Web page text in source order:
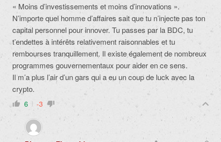
« Moins d’investissements et moins d’innovations ».
N’importe quel homme d’affaires sait que tu n’injecte pas ton
capital personnel pour innover. Tu passes par la BDC, tu
t’endettes à intérêts relativement raisonnables et tu
rembourses tranquillement. Il existe également de nombreux
programmes gouvernementaux pour aider en ce sens.
Il m’a plus l’air d’un gars qui a eu un coup de luck avec la
crypto.
6 -3